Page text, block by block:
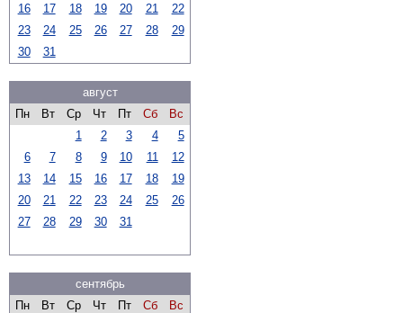
16
17 18 19 20 21
22
23
24 25 26 27 28
29
30
31
август
Пн
Вт Ср Чт Пт Сб
Вс
1
2 3 4
5
6
7 8 9 10 11
12
13
14 15 16 17 18
19
20
21 22 23 24 25
26
27
28 29 30 31
сентябрь
Пн
Вт Ср Чт Пт Сб
Вс